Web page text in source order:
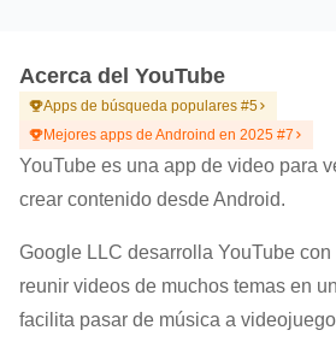
Acerca del YouTube
Apps de búsqueda populares #5
Mejores apps de Androind en 2025 #7
YouTube es una app de video para
crear contenido desde Android.
Google LLC desarrolla YouTube
reunir videos de muchos temas en
facilita pasar de música a